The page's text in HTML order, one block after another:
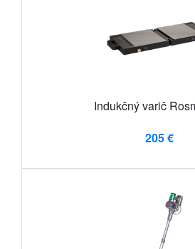
Indukčný varič
205 €